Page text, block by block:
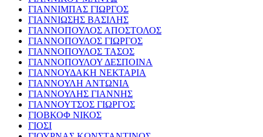
ΓΙΑΝΝΙΜΠΑΣ ΓΙΩΡΓΟΣ
ΓΙΑΝΝΙΩΣΗΣ ΒΑΣΙΛΗΣ
ΓΙΑΝΝΟΠΟΥΛΟΣ ΑΠΟΣΤΟΛΟΣ
ΓΙΑΝΝΟΠΟΥΛΟΣ ΓΙΩΡΓΟΣ
ΓΙΑΝΝΟΠΟΥΛΟΣ ΤΑΣΟΣ
ΓΙΑΝΝΟΠΟΥΛΟΥ ΔΕΣΠΟΙΝΑ
ΓΙΑΝΝΟΥΔΑΚΗ ΝΕΚΤΑΡΙΑ
ΓΙΑΝΝΟΥΛΗ ΑΝΤΩΝΙΑ
ΓΙΑΝΝΟΥΛΗΣ ΓΙΑΝΝΗΣ
ΓΙΑΝΝΟΥΤΣΟΣ ΓΙΩΡΓΟΣ
ΓΙΟΒΚΟΦ ΝΙΚΟΣ
ΓΙΟΣΙ